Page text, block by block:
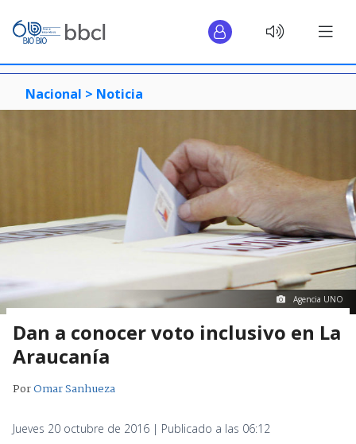
Nacional > Noticia
Agencia UNO
Dan a conocer voto inclusivo en La
Araucanía
PorOmar Sanhueza
Jueves 20 octubre de 2016 | Publicado a las 06:12